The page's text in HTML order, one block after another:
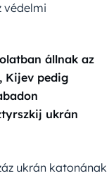
védelmi
állnak az
Kijev pedig
ukrán
ukrán katonának